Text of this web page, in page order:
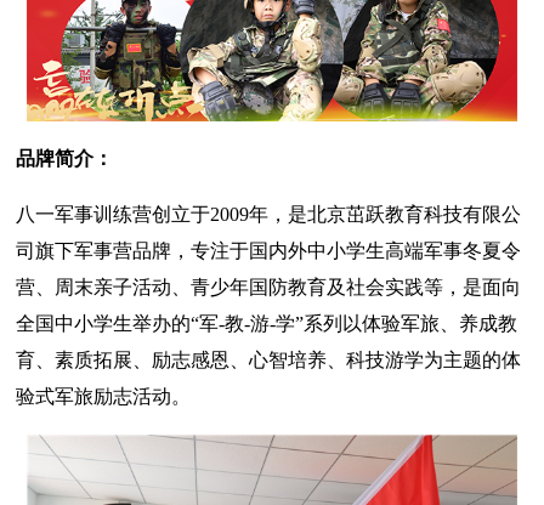
品牌简介：
八一军事训练营创立于2009年，是北京茁跃教育科技有限公
司旗下军事营品牌，专注于国内外中小学生高端军事冬夏令
营、周末亲子活动、青少年国防教育及社会实践等，是面向
全国中小学生举办的“军-教-游-学”系列以体验军旅、养成教
育、素质拓展、励志感恩、心智培养、科技游学为主题的体
验式军旅励志活动。